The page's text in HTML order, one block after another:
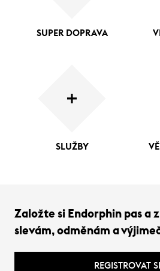
SUPER DOPRAVA
SLUŽBY
Založte si Endorphin pas a
slevám, odměnám a
REGISTROVAT